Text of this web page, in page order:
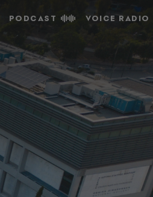
PODCAST VOICE RADIO